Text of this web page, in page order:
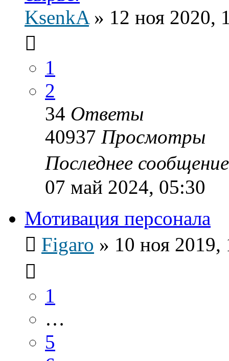
KsenkA» 12 ноя 2020,
1
2
34 Ответы
40937 Просмотры
Последнее
07 май 2024, 05:30
Мотивация персонала
Figaro » 10 ноя 2019,
1
…
5